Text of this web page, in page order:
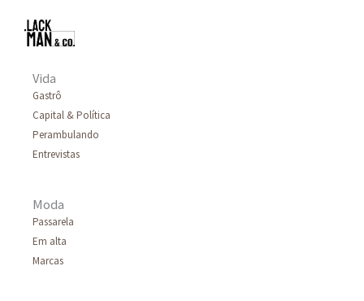
Vida
Gastrô
Capital & Política
Perambulando
Entrevistas
Moda
Passarela
Em alta
Marcas